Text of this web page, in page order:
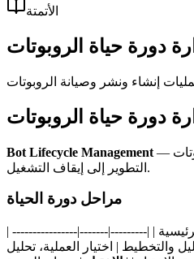
الأتمتة
دورة حياة الروبوتات
إنشاء ونشر وصيانة الروبوتات
دورة حياة الروبوتات
Bot Lifecycle Management — نهج شامل لإدارة روبوتات RPA من
التطوير إلى إيقاف التشغيل.
مراحل دورة الحياة
| المرحلة | الوصف | الإجراءات الرئيسية | |---------|-------|----------------